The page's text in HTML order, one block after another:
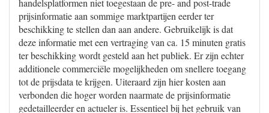
handelsplatformen niet toegestaan de pre- and post-trade
prijsinformatie aan sommige marktpartijen eerder ter
beschikking te stellen dan aan andere. Gebruikelijk is dat
deze informatie met een vertraging van ca. 15 minuten gratis
ter beschikking wordt gesteld aan het publiek. Er zijn echter
additionele commerciële mogelijkheden om snellere toegang
tot de prijsdata te krijgen. Uiteraard zijn hier kosten aan
verbonden die hoger worden naarmate de prijsinformatie
gedetailleerder en actueler is. Essentieel bij het gebruik van